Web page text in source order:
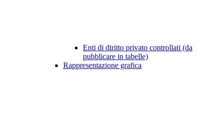
Enti di diritto privato controllati (da
pubblicare in tabelle)
Rappresentazione grafica